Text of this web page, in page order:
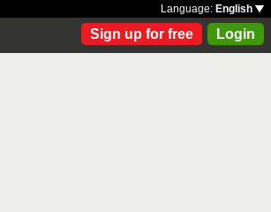
Language: English
Sign up for free Login